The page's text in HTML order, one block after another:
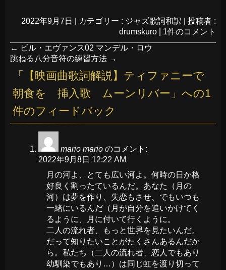
2022年9月7日 カテゴリー : ジャズ歌詞和訳
投稿者 :
drumskuro
1件のコメント
← ビル・エヴァンス02 マンデル・ロウ
跳ねる八分音符の練習方法 →
「
【映画曲歌詞解説】ティファニーで
朝食を 挿入歌 ムーンリバー 」への1
件のフィードバック
mario mario のコメント:
2022年9月8日 12:22 AM
月の河よ、とても広い河よ。何時の日か格
好良く割ったているんだ。あなた（月の
河）は夢を作り、失恋もさせ、でもいつも
一緒にいるんだ（月が自分を追いかけてく
るように、月に付いて行くように。
二人の流れ者、もっと世界を見たいんだ。
だって知りたいことがたくさんあるんだか
ら。私たち（二人の流れ者、恋人でもあり
幼馴染でもあり…）は同じ虹を渡り切って